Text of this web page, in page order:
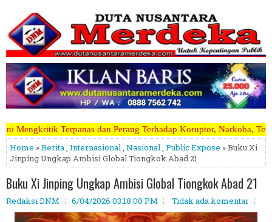
Terhadap Koruptor, Narkoba, Teroris Musuh Rakyat
Home »Berita, Internasional, Nasional, Public Expose » Buku Xi
Jinping Ungkap Ambisi Global Tiongkok Abad 21
Buku Xi Jinping Ungkap Ambisi Global Tiongkok Abad 21
Redaksi DNM 6/04/2026 03:18:00 PM Tidak ada komentar